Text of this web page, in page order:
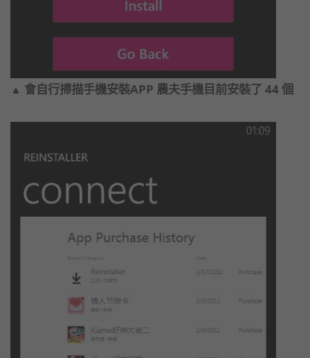
▲ 會自行掃描手機安裝APP 農夫手機目前安裝了 44 個